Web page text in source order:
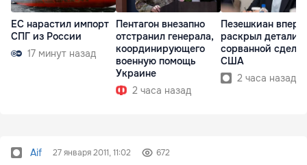
ЕС нарастил импорт
СПГ из России
17 минут назад
Пентагон внезапно
отстранил генерала,
координирующего
военную помощь
Украине
2 часа назад
Пезешкиан
раскрыл детали
сорванной
США
2 часа назад
Aif 27 января 2011, 11:02 672